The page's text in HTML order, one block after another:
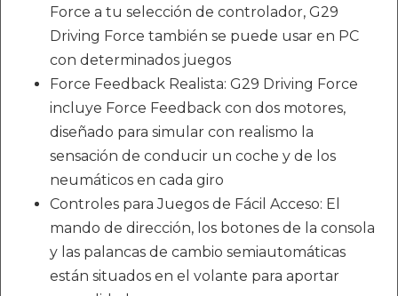
Force a tu selección de controlador, G29
Driving Force también se puede usar en PC
con determinados juegos
Force Feedback Realista: G29 Driving Force
incluye Force Feedback con dos motores,
diseñado para simular con realismo la
sensación de conducir un coche y de los
neumáticos en cada giro
Controles para Juegos de Fácil Acceso: El
mando de dirección, los botones de la consola
y las palancas de cambio semiautomáticas
están situados en el volante para aportar